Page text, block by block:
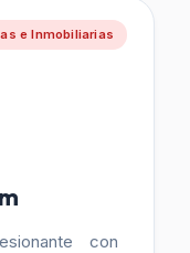
e Inmobiliarias
con